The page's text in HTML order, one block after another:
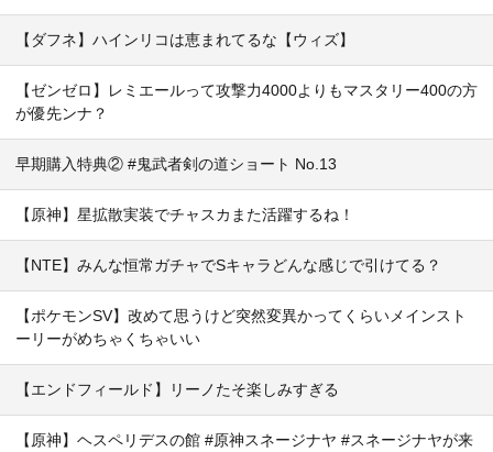
【ダフネ】ハインリコは恵まれてるな【ウィズ】
【ゼンゼロ】レミエールって攻撃力4000よりもマスタリー400の方
が優先ンナ？
早期購入特典② #鬼武者剣の道ショート No.13
【原神】星拡散実装でチャスカまた活躍するね！
【NTE】みんな恒常ガチャでSキャラどんな感じで引けてる？
【ポケモンSV】改めて思うけど突然変異かってくらいメインスト
ーリーがめちゃくちゃいい
【エンドフィールド】リーノたそ楽しみすぎる
【原神】ヘスペリデスの館 #原神スネージナヤ #スネージナヤが来